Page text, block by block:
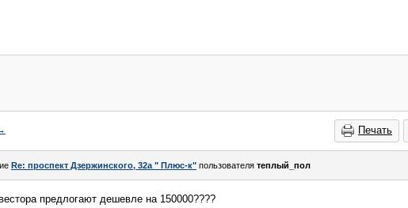
Печать
Re: проспект Дзержинского, 32а " Плюс-к" пользователя теплый_пол
предлогают дешевле на 150000????